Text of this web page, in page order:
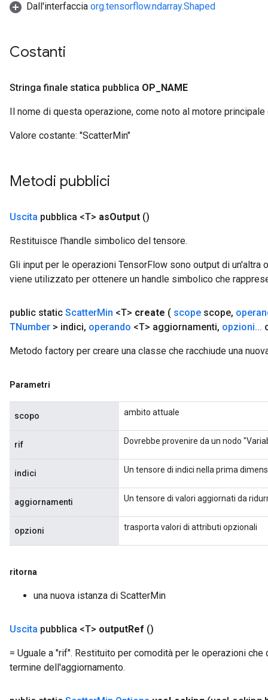
Dall'interfaccia org.tensorflow.ndarray.Shaped
Costanti
Stringa finale statica pubblica OP NAME
Il nome di questa operazione, come noto al motore
Valore costante: "ScatterMin"
Metodi pubblici
Uscita pubblica <T> asOutput ()
Restituisce l'handle simbolico del tensore.
Gli input per le operazioni TensorFlow sono output di un'altra
viene utilizzato per ottenere un handle simbolico che
public static ScatterMin <T> create ( scope scope,
TNumber > indici, operando <T> aggiornamenti, opzioni...
Metodo factory per creare una classe che racchiude una
Parametri
scopo ambito attuale
rif Dovrebbe provenire da un nodo
indici Un tensore di indici nella prima
aggiornamenti Un tensore di valori aggiornati da
opzioni trasporta valori di attributi opzionali
ritorna
una nuova istanza di ScatterMin
Uscita pubblica <T> outputRef ()
= Uguale a "rif". Restituito per comodità per le operazioni
termine dell'aggiornamento.